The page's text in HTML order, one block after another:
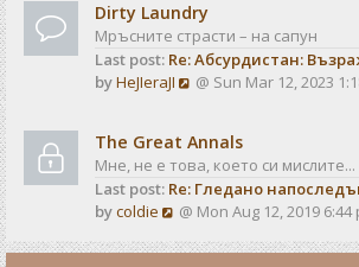
t
p
o
s
e
l
a
t
t
p
o
s
t
Dirty Laundry
Мръсните страсти – на сапун
Last post: Re: Абсурдистан:
byHeJIeraJI
V
w
t
h
e
@ Sun Mar 12, 2023
The Great Annals
Мне, не е това, което си
Last post: Re: Гледано
bycoldie
V
e
@ Mon Aug 12, 2019 6:44